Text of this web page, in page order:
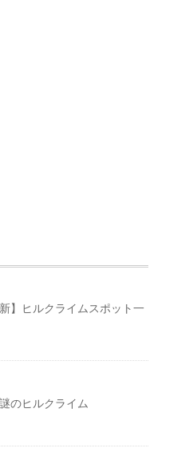
新】ヒルクライムスポット一
のヒルクライム